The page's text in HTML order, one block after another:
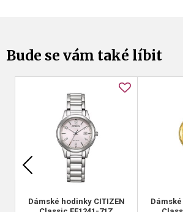
Bude se vám také líbit
Dámské hodinky CITIZEN